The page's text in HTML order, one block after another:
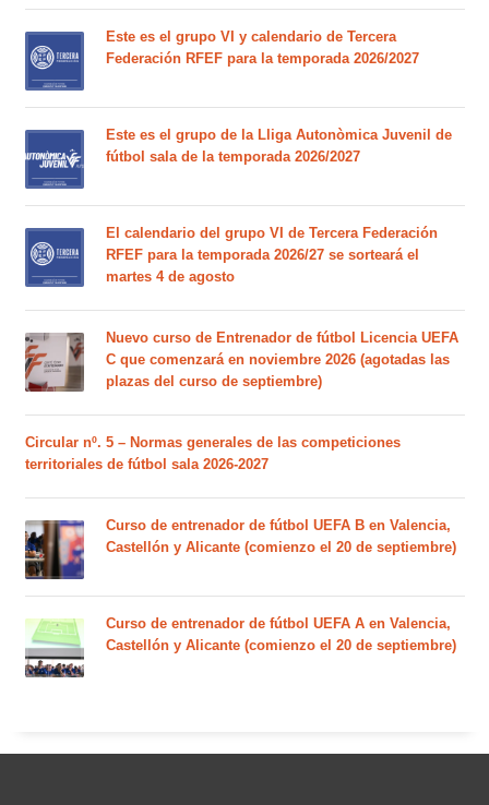
Este es el grupo VI y calendario de Tercera
Federación RFEF para la temporada 2026/2027
Este es el grupo de la Lliga Autonòmica Juvenil de
fútbol sala de la temporada 2026/2027
El calendario del grupo VI de Tercera Federación
RFEF para la temporada 2026/27 se sorteará el
martes 4 de agosto
Nuevo curso de Entrenador de fútbol Licencia UEFA
C que comenzará en noviembre 2026 (agotadas las
plazas del curso de septiembre)
Circular nº. 5 – Normas generales de las competiciones
territoriales de fútbol sala 2026-2027
Curso de entrenador de fútbol UEFA B en Valencia,
Castellón y Alicante (comienzo el 20 de septiembre)
Curso de entrenador de fútbol UEFA A en Valencia,
Castellón y Alicante (comienzo el 20 de septiembre)